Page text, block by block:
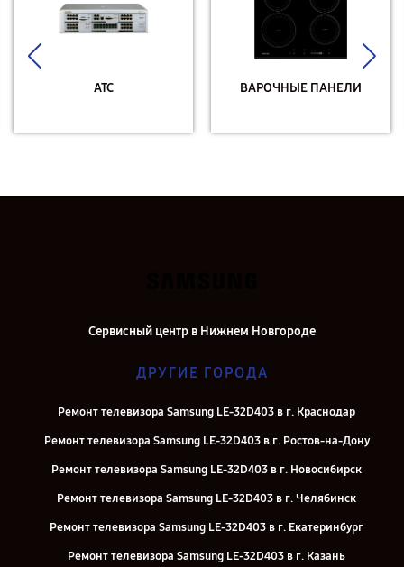
АТС ВАРОЧНЫЕ ПАНЕЛИ
Сервисный центр в Нижнем Новгороде
ДРУГИЕ ГОРОДА
Ремонт телевизора Samsung LE-32D403 в г. Краснодар
Ремонт телевизора Samsung LE-32D403 в г. Ростов-на-Дону
Ремонт телевизора Samsung LE-32D403 в г. Новосибирск
Ремонт телевизора Samsung LE-32D403 в г. Челябинск
Ремонт телевизора Samsung LE-32D403 в г. Екатеринбург
Ремонт телевизора Samsung LE-32D403 в г. Казань